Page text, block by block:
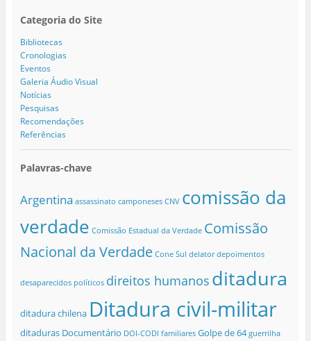
Categoria do Site
Bibliotecas
Cronologias
Eventos
Galeria Áudio Visual
Notícias
Pesquisas
Recomendações
Referências
Palavras-chave
Argentina assassinato camponeses CNV comissão da
verdade Comissão Estadual da Verdade Comissão
Nacional da Verdade Cone Sul delator depoimentos
desaparecidos políticos direitos humanos ditadura
ditadura chilena Ditadura civil-militar
ditaduras Documentário DOI-CODI familiares Golpe de 64 guerrilha